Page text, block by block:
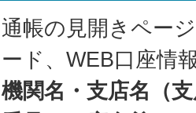
通帳の見開きペー
ード、WEB口座情
機関名・支店名（